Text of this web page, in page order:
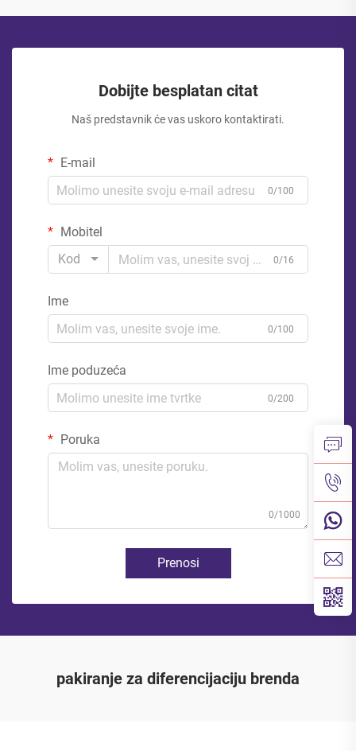
Dobijte besplatan citat
Naš predstavnik će vas uskoro kontaktirati.
E-mail
0/100
Mobitel
Kod
0/16
Ime
0/100
Ime poduzeća
0/200
Poruka
0/1000
Prenosi
pakiranje za diferencijaciju brenda